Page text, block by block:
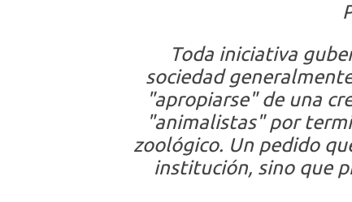
Toda iniciativa
sociedad
"apropiarse" de una
"animalistas" por
zoológico. Un pedido
institución, sino que